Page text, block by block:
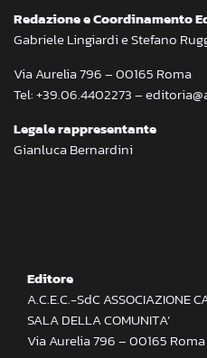
Redazione e Coordinamento
Gabriele Lingiardi e Stefano
Via Aurelia 796 – 00165 Roma
Tel: +39.06.4402273 –
Legale rappresentante
Gianluca Bernardini
Editore
A.C.E.C.-SdC ASSOCIAZIONE
SALA DELLA COMUNITA’
Via Aurelia 796 – 00165 Roma